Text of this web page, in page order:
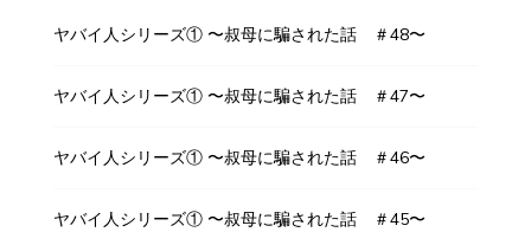
ヤバイ人シリーズ① 〜叔母に騙された話 ＃48〜
ヤバイ人シリーズ① 〜叔母に騙された話 ＃47〜
ヤバイ人シリーズ① 〜叔母に騙された話 ＃46〜
ヤバイ人シリーズ① 〜叔母に騙された話 ＃45〜